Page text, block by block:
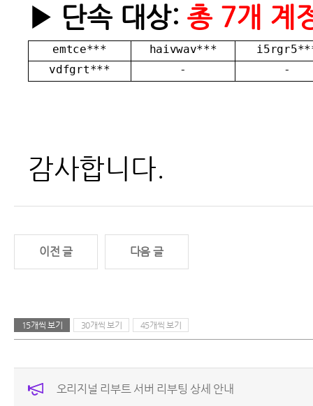
▶ 단속 대상: 총 7개 계
emtce*** haivwav***
vdfgrt***
- -
감사합니다.
이전 글 다음 글
15개씩 보기 30개씩 보기 45개씩 보기
오리지널 리부트 서버 리부팅 상세 안내